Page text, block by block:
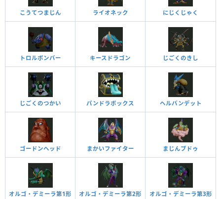
こうてつまじん ライオネック にじくじゃく
トロルボンバー キースドラゴン じごくのきし
じごくのつかい パンドラボックス ヘルバンデット
ゴードンヘッド まかいファイター まじんブドゥ
オルゴ・デミーラ第1形
オルゴ・デミーラ第2形
オルゴ・デミーラ第3形